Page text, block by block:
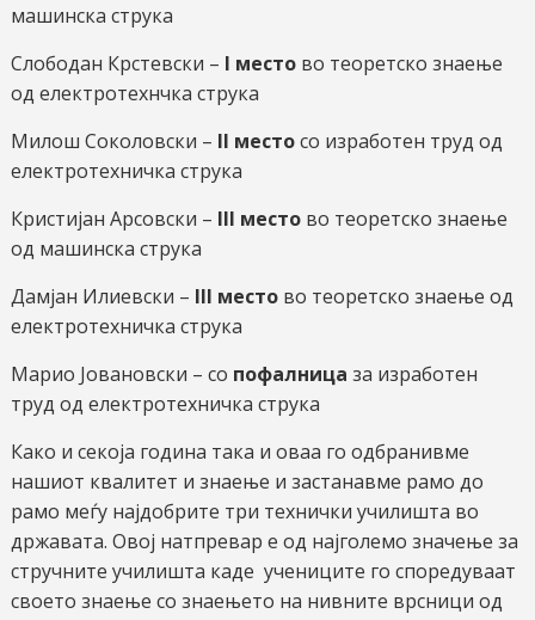
машинска струка
Слободан Крстевски – I местово теоретско знаење
од електротехнчка струка
Милош Соколовски – II местосо изработен труд од
електротехничка струка
Кристијан Арсовски – III местово теоретско знаење
од машинска струка
Дамјан Илиевски – III местово теоретско знаење од
електротехничка струка
Марио Јовановски – со пофалница за изработен
труд од електротехничка струка
Како и секоја година така и оваа го одбранивме
нашиот квалитет и знаење и застанавме рамо до
рамо меѓу најдобрите три технички училишта во
државата. Овој натпревар е од најголемо значење за
стручните училишта каде учениците го споредуваат
своето знаење со знаењето на нивните врсници од